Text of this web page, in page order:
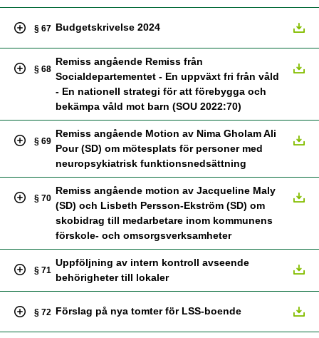
§ 67 Budgetskrivelse 2024
§ 68
Remiss angående Remiss från
Socialdepartementet - En uppväxt fri från våld
- En nationell strategi för att förebygga och
bekämpa våld mot barn (SOU 2022:70)
§ 69
Remiss angående Motion av Nima Gholam Ali
Pour (SD) om mötesplats för personer med
neuropsykiatrisk funktionsnedsättning
§ 70
Remiss angående motion av Jacqueline Maly
(SD) och Lisbeth Persson-Ekström (SD) om
skobidrag till medarbetare inom kommunens
förskole- och omsorgsverksamheter
§ 71
Uppföljning av intern kontroll avseende
behörigheter till lokaler
§ 72 Förslag på nya tomter för LSS-boende